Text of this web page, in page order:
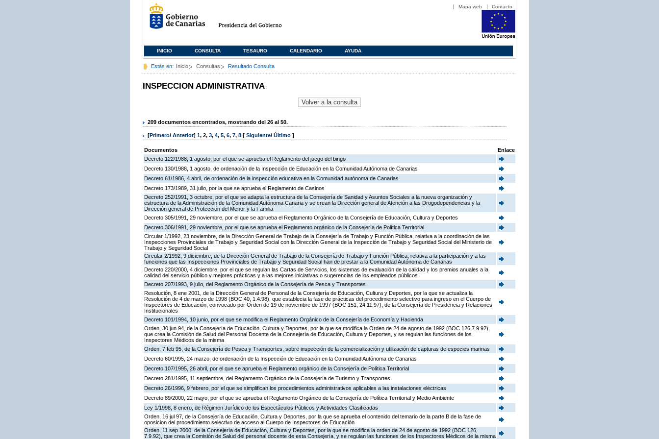
Mapa web Contacto
INICIO CONSULTA TESAURO CALENDARIO AYUDA
Estás en: Inicio Consultas Resultado Consulta
INSPECCION ADMINISTRATIVA
209 documentos encontrados, mostrando del 26 al 50.
[Primero/ Anterior] 1, 2, 3, 4, 5, 6, 7, 8 [ Siguiente/ Último ]
Documentos
Enlace
Decreto 122/1988, 1 agosto, por el que se aprueba el Reglamento del juego del bingo
Decreto 130/1988, 1 agosto, de ordenación de la Inspección de Educación en la Comunidad Autónoma de Canarias
Decreto 61/1986, 4 abril, de ordenación de la inspección educativa en la Comunidad autónoma de Canarias
Decreto 173/1989, 31 julio, por la que se aprueba el Reglamento de Casinos
Decreto 252/1991, 3 octubre, por el que se adapta la estructura de la Consejería de Sanidad y Asuntos Sociales a la nueva organización y
estructura de la Administración de la Comunidad Autónoma Canaria y se crean la Dirección general de Atención a las Drogodependencias y la
Dirección general de Protección del Menor y la Familia
Decreto 305/1991, 29 noviembre, por el que se aprueba el Reglamento Orgánico de la Consejería de Educación, Cultura y Deportes
Decreto 306/1991, 29 noviembre, por el que se aprueba el Reglamento orgánico de la Consejería de Política Territorial
Circular 1/1992, 23 noviembre, de la Dirección General de Trabajo de la Consejería de Trabajo y Función Pública, relativa a la coordinación de las
Inspecciones Provinciales de Trabajo y Seguridad Social con la Dirección General de la Inspección de Trabajo y Seguridad Social del Ministerio de
Trabajo y Seguridad Social
Circular 2/1992, 9 diciembre, de la Dirección General de Trabajo de la Consejería de Trabajo y Función Pública, relativa a la participación y a las
funciones que las Inspecciones Provinciales de Trabajo y Seguridad Social han de prestar a la Comunidad Autónoma de Canarias
Decreto 220/2000, 4 diciembre, por el que se regulan las Cartas de Servicios, los sistemas de evaluación de la calidad y los premios anuales a la
calidad del servicio público y mejores prácticas y a las mejores iniciativas o sugerencias de los empleados públicos
Decreto 207/1993, 9 julio, del Reglamento Orgánico de la Consejería de Pesca y Transportes
Resolución, 8 ene 2001, de la Dirección General de Personal de la Consejería de Educación, Cultura y Deportes, por la que se actualiza la
Resolución de 4 de marzo de 1998 (BOC 40, 1.4.98), que establecia la fase de prácticas del procedimiento selectivo para ingreso en el Cuerpo de
Inspectores de Educación, convocado por Orden de 19 de noviembre de 1997 (BOC 151, 24.11.97), de la Consejería de Presidencia y Relaciones
Institucionales
Decreto 101/1994, 10 junio, por el que se modifica el Reglamento Orgánico de la Consejería de Economía y Hacienda
Orden, 30 jun 94, de la Consejería de Educación, Cultura y Deportes, por la que se modifica la Orden de 24 de agosto de 1992 (BOC 126,7.9.92),
que crea la Comisión de Salud del Personal Docente de la Consejería de Educación, Cultura y Deportes, y se regulan las funciones de los
Inspectores Médicos de la misma
Orden, 7 feb 95, de la Consejería de Pesca y Transportes, sobre inspección de la comercialización y utilización de capturas de especies marinas
Decreto 60/1995, 24 marzo, de ordenación de la Inspección de Educación en la Comunidad Autónoma de Canarias
Decreto 107/1995, 26 abril, por el que se aprueba el Reglamento orgánico de la Consejería de Política Territorial
Decreto 281/1995, 11 septiembre, del Reglamento Orgánico de la Consejería de Turismo y Transportes
Decreto 26/1996, 9 febrero, por el que se simplifican los procedimientos administrativos aplicables a las instalaciones eléctricas
Decreto 89/2000, 22 mayo, por el que se aprueba el Reglamento Orgánico de la Consejería de Política Territorial y Medio Ambiente
Ley 1/1998, 8 enero, de Régimen Jurídico de los Espectáculos Públicos y Actividades Clasificadas
Orden, 16 jul 97, de la Consejería de Educación, Cultura y Deportes, por la que se aprueba el contenido del temario de la parte B de la fase de
oposicion del procedimiento selectivo de acceso al Cuerpo de Inspectores de Educación
Orden, 11 sep 2000, de la Consejería de Educación, Cultura y Deportes, por la que se modifica la orden de 24 de agosto de 1992 (BOC 126,
7.9.92), que crea la Comisión de Salud del personal docente de esta Consejería, y se regulan las funciones de los Inspectores Médicos de la misma